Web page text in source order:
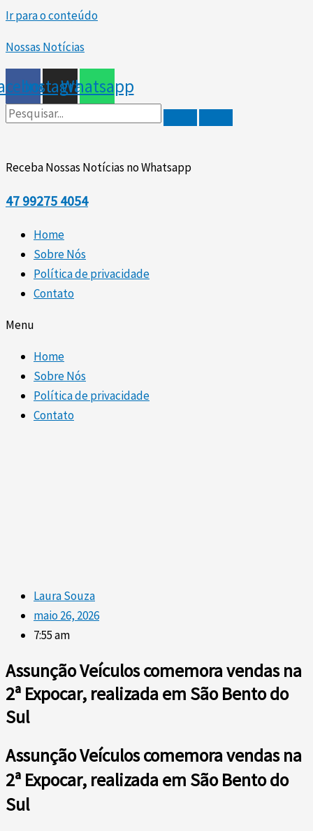
Ir para o conteúdo
Nossas Notícias
InstagramWhatsapp
Receba Nossas Notícias no Whatsapp
47 99275 4054
Home
Sobre Nós
Política de privacidade
Contato
Menu
Home
Sobre Nós
Política de privacidade
Contato
Laura Souza
maio 26, 2026
7:55 am
Assunção Veículos comemora vendas na
2ª Expocar, realizada em São Bento do
Sul
Assunção Veículos comemora vendas na
2ª Expocar, realizada em São Bento do
Sul